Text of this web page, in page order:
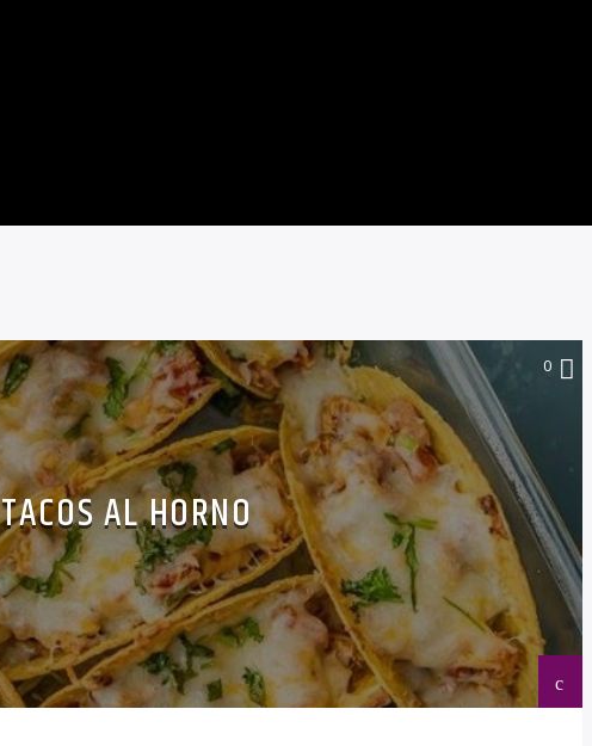
0
TACOS AL HORNO